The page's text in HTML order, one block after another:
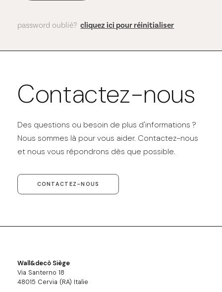
password oublié? cliquez ici pour réinitialiser
Contactez-nous
Des questions ou besoin de plus d'informations ?
Nous sommes là pour vous aider. Contactez-nous
et nous vous répondrons dès que possible.
CONTACTEZ-NOUS
Wall&decò Siège
Via Santerno 18
48015 Cervia (RA) Italie